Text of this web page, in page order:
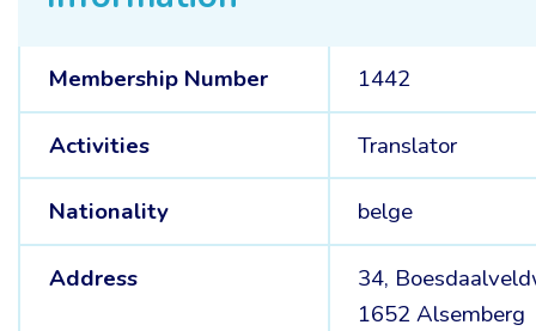
Membership Number 1442
Activities Translator
Nationality belge
Address
34,
1652 Alsemberg